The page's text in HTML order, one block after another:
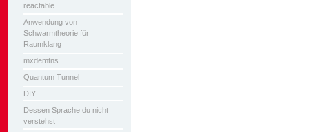
reactable
Anwendung von
Schwarmtheorie für
Raumklang
mxdemtns
Quantum Tunnel
DIY
Dessen Sprache du nicht
verstehst